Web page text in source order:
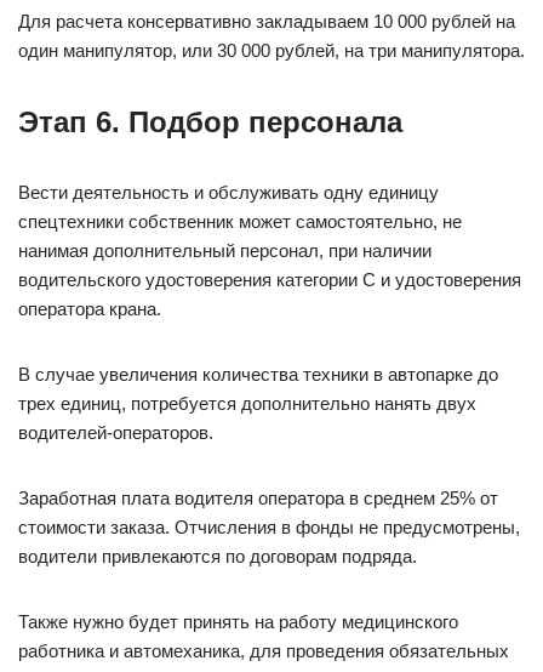
Для расчета консервативно закладываем 10 000 рублей на
один манипулятор, или 30 000 рублей, на три манипулятора.
Этап 6. Подбор персонала
Вести деятельность и обслуживать одну единицу
спецтехники собственник может самостоятельно, не
нанимая дополнительный персонал, при наличии
водительского удостоверения категории С и удостоверения
оператора крана.
В случае увеличения количества техники в автопарке до
трех единиц, потребуется дополнительно нанять двух
водителей-операторов.
Заработная плата водителя оператора в среднем 25% от
стоимости заказа. Отчисления в фонды не предусмотрены,
водители привлекаются по договорам подряда.
Также нужно будет принять на работу медицинского
работника и автомеханика, для проведения обязательных